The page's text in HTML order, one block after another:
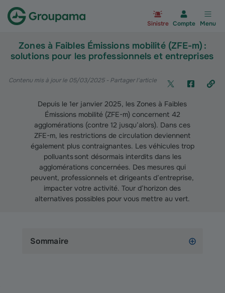
Sinistre Compte Menu
Zones à Faibles Émissions mobilité (ZFE-m) :
solutions pour les professionnels et entreprises
Contenu mis à jour le 05/03/2025- Partager l'article
Depuis le 1er janvier 2025, les Zones à Faibles
Émissions mobilité (ZFE-m) concernent 42
agglomérations (contre 12 jusqu’alors). Dans ces
ZFE-m, les restrictions de circulation deviennent
également plus contraignantes. Les véhicules trop
polluants sont désormais interdits dans les
agglomérations concernées. Des mesures qui
peuvent, professionnels et dirigeants d’entreprise,
impacter votre activité. Tour d’horizon des
alternatives possibles pour vous mettre au vert.
Sommaire